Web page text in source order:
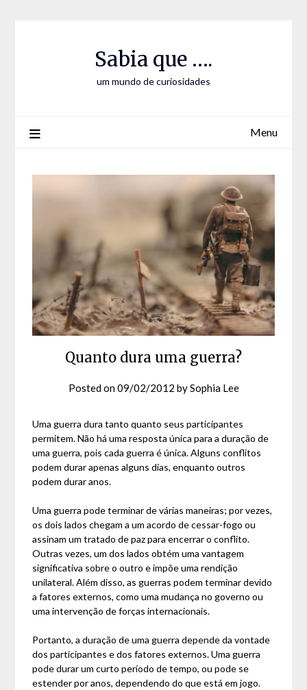
Sabia que ….
um mundo de curiosidades
Menu
Quanto dura uma guerra?
Posted on09/02/2012 bySophia Lee
Uma guerra dura tanto quanto seus participantes
permitem. Não há uma resposta única para a duração de
uma guerra, pois cada guerra é única. Alguns conflitos
podem durar apenas alguns dias, enquanto outros
podem durar anos.
Uma guerra pode terminar de várias maneiras; por vezes,
os dois lados chegam a um acordo de cessar-fogo ou
assinam um tratado de paz para encerrar o conflito.
Outras vezes, um dos lados obtém uma vantagem
significativa sobre o outro e impõe uma rendição
unilateral. Além disso, as guerras podem terminar devido
a fatores externos, como uma mudança no governo ou
uma intervenção de forças internacionais.
Portanto, a duração de uma guerra depende da vontade
dos participantes e dos fatores externos. Uma guerra
pode durar um curto período de tempo, ou pode se
estender por anos, dependendo do que está em jogo.